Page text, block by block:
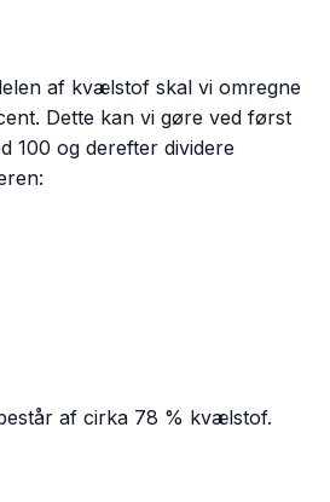
af kvælstof skal vi omregne
Dette kan vi gøre ved først
100 og derefter dividere
af cirka 78 % kvælstof.